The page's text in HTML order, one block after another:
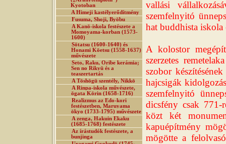
Kyotoban
A Himeji kastélyerődítmény
Fusuma, Shoji, Byōbu
A Kanō-iskola festészete a
Momoyama-korban (1573-
1600)
Sōtatsu (1600-1640) és
Honami Kōetsu (1558-1637)
művészete
Seto, Raku, Oribe kerámia;
Sen no Rikyū és a
teaszertartás
A Tōshōgū szentély, Nikkō
A Rinpa-iskola művészete,
ōgata Kōrin (1658-1716)
Realizmus az Edo-kori
festészetben, Maruyama
ōkyo (1733-1795) művészete
A zenga, Hakuin Ekaku
(1685-1768) festészete
Az írástudók festészete, a
bunjinga
vallási
szemfelnyitó
hat buddhista iskola
A kolostor
szerzetes
szobor
hajcsigák
szemfelnyitó
dicsfény csak
közt két
kapuépítmény
mögötte a